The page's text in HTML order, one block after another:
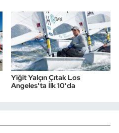
Yiğit Yalçın Çıtak Los
Angeles'ta İlk 10'da